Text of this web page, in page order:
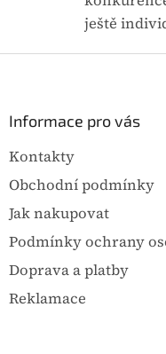
ještě
Informace pro vás
Kontakty
Obchodní podmínky
Jak nakupovat
Podmínky ochrany
Doprava a platby
Reklamace